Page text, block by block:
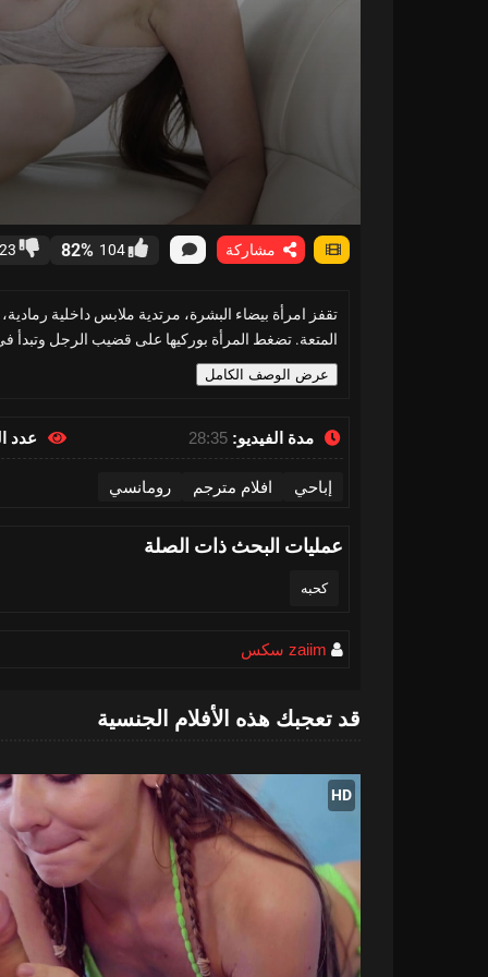
مشاركة 104
82%
23
تقفز امرأة بيضاء البشرة، مرتدية ملابس داخلية
المتعة. تضغط المرأة بوركيها على قضيب الرجل وتبدأ
عرض الوصف الكامل
مدة الفيديو: 28:35 عدد
إباحي افلام مترجم رومانسي
عمليات البحث ذات الصلة
كحبه
zaiim سكس
قد تعجبك هذه الأفلام الجنسية
HD